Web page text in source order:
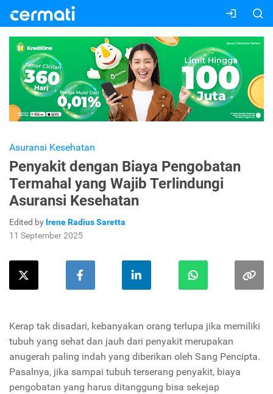
Asuransi Kesehatan
Penyakit dengan Biaya Pengobatan
Termahal yang Wajib Terlindungi
Asuransi Kesehatan
Edited by Irene Radius Saretta
11 September 2025
Kerap tak disadari, kebanyakan orang terlupa jika memiliki
tubuh yang sehat dan jauh dari penyakit merupakan
anugerah paling indah yang diberikan oleh Sang Pencipta.
Pasalnya, jika sampai tubuh terserang penyakit, biaya
pengobatan yang harus ditanggung bisa sekejap